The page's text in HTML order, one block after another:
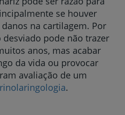
se houver
na cartilagem. Por
pode não trazer
anos, mas acabar
da vida ou provocar
avaliação de um
.